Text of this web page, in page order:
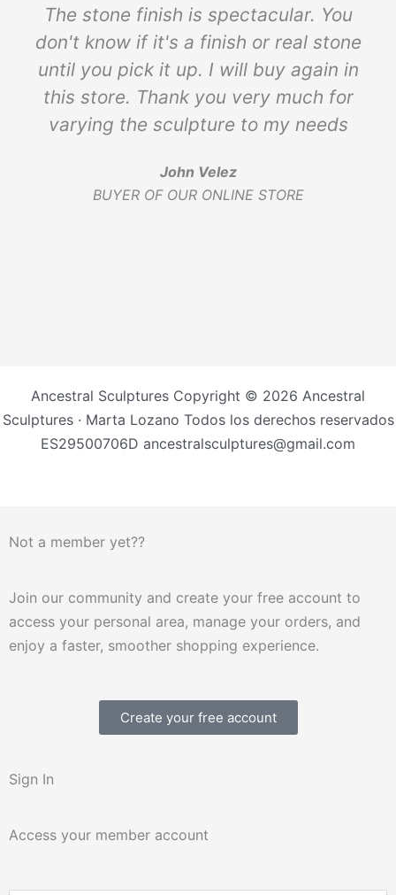
The stone finish is spectacular. You
don't know if it's a finish or real stone
until you pick it up. I will buy again in
this store. Thank you very much for
varying the sculpture to my needs
John Velez
BUYER OF OUR ONLINE STORE
Ancestral Sculptures Copyright © 2026 Ancestral
Sculptures · Marta Lozano Todos los derechos reservados
ES29500706D ancestralsculptures@gmail.com
Not a member yet??
Join our community and create your free account to
access your personal area, manage your orders, and
enjoy a faster, smoother shopping experience.
Create your free account
Sign In
Access your member account